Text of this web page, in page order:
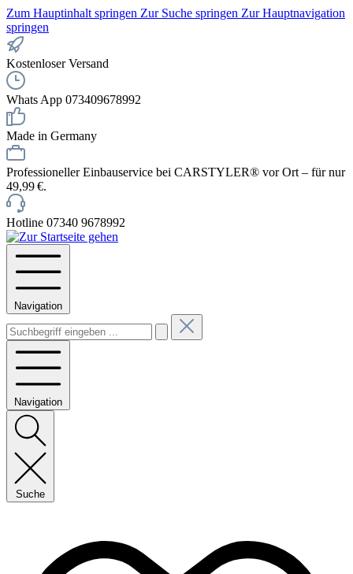
Zum Hauptinhalt springen Zur Suche springen Zur Hauptnavigation
springen
Kostenloser Versand
Whats App 073409678992
Made in Germany
Professioneller Einbauservice bei CARSTYLER® vor Ort – für nur
49,99 €.
Hotline 07340 9678992
Navigation
Navigation
Suche